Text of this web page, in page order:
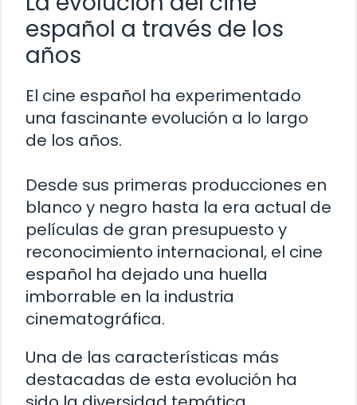
español a través de los
años
El cine español ha experimentado
una fascinante evolución a lo largo
de los años.
Desde sus primeras producciones en
blanco y negro hasta la era actual de
películas de gran presupuesto y
reconocimiento internacional, el cine
español ha dejado una huella
imborrable en la industria
cinematográfica.
Una de las características más
destacadas de esta evolución ha